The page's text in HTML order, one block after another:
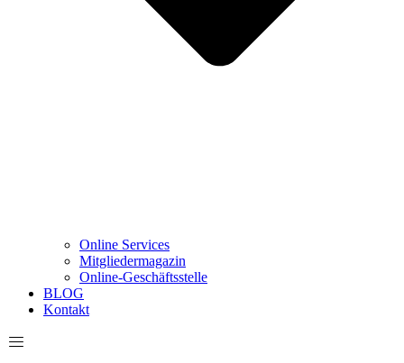
Online Services
Mitgliedermagazin
Online-Geschäftsstelle
BLOG
Kontakt